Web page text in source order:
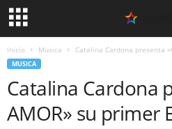
Inicio Musica Catalina Cardona presenta
MUSICA
Catalina Cardona
AMOR» su primer